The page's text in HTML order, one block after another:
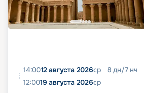
14:0012 августа 2026ср 8 дн/7 нч
12:0019 августа 2026ср